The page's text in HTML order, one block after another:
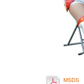
MSDS